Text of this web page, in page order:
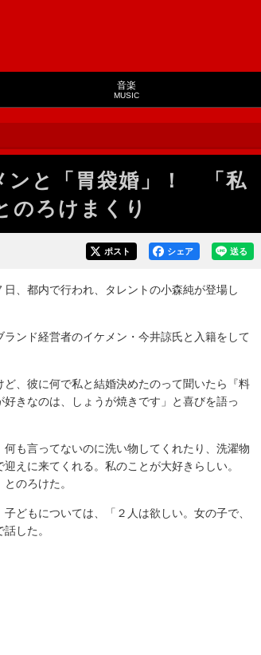
音楽
MUSIC
ンと「胃袋婚」！ 「私
のろけまくり
送る
シェア
ポスト
、都内で行われ、タレントの小森純が登場し
ンド経営者のイケメン・今井諒氏と入籍をして
、彼に何で私と結婚決めたのって聞いたら『料
きなのは、しょうが焼きです」と喜びを語っ
も言ってないのに洗い物してくれたり、洗濯物
えに来てくれる。私のことが大好きらしい。
のろけた。
どもについては、「２人は欲しい。女の子で、
した。